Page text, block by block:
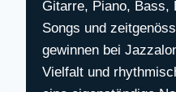
Gitarre, Piano, Bass,
Songs und
gewinnen bei
Vielfalt und